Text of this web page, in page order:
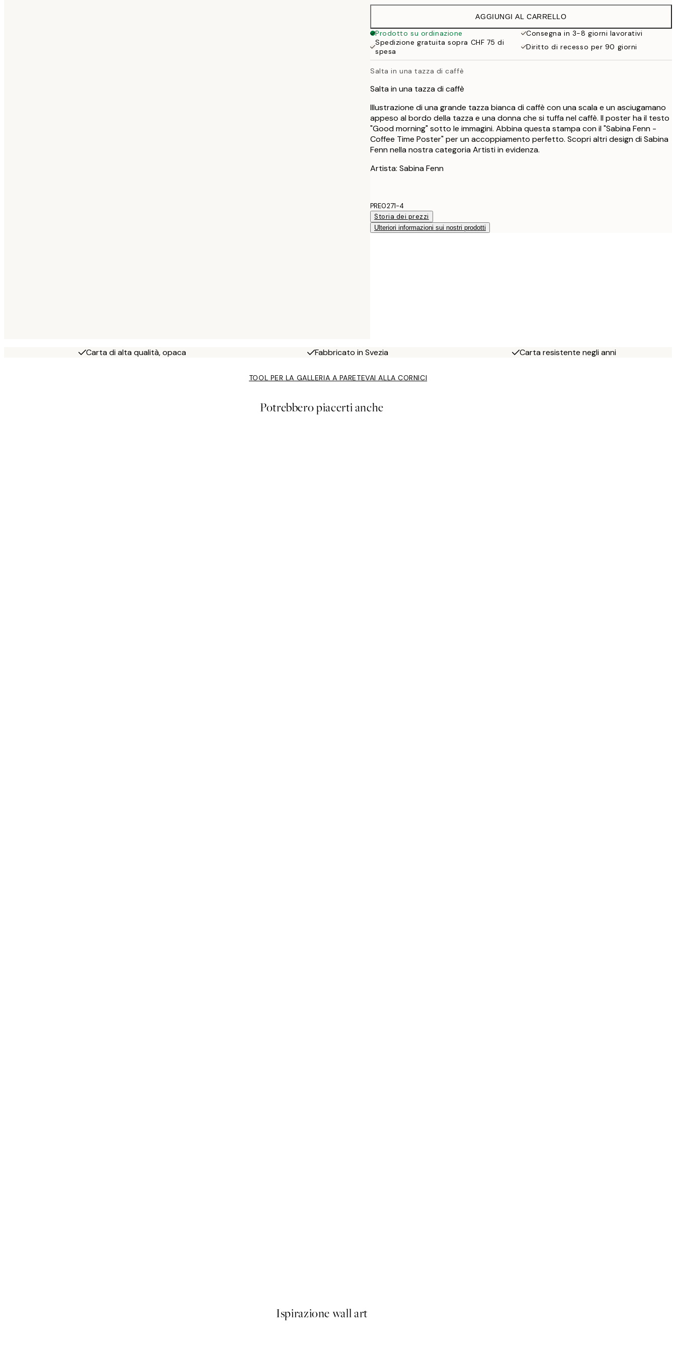
CHF 35.95
CHF 59.95
AGGIUNGI AL CARRELLO
Prodotto su ordinazione
Consegna in 3-8 giorni lavorativi
Spedizione gratuita sopra CHF 75 di
spesa
Diritto di recesso per 90 giorni
Salta in una tazza di caffè
Salta in una tazza di caffè
Illustrazione di una grande tazza bianca di caffè con una scala e un asciugamano
appeso al bordo della tazza e una donna che si tuffa nel caffè. Il poster ha il testo
"Good morning" sotto le immagini. Abbina questa stampa con il "Sabina Fenn -
Coffee Time Poster" per un accoppiamento perfetto. Scopri altri design di Sabina
Fenn nella nostra categoria Artisti in evidenza.
Artista: Sabina Fenn
PRE0271-4
Storia dei prezzi
Ulteriori informazioni sui nostri prodotti
Carta di alta qualità, opaca Fabbricato in Svezia Carta resistente negli anni
TOOL PER LA GALLERIA A PARETEVAI ALLA CORNICI
Potrebbero piacerti anche
Ispirazione wall art